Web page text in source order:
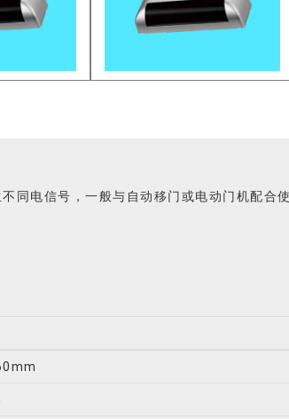
同电信号，一般与自动移门或电动门机配合